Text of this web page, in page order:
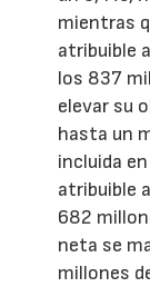
mientras
atribuible
los 837
elevar su
hasta un
incluida
atribuible
682
neta se
millones